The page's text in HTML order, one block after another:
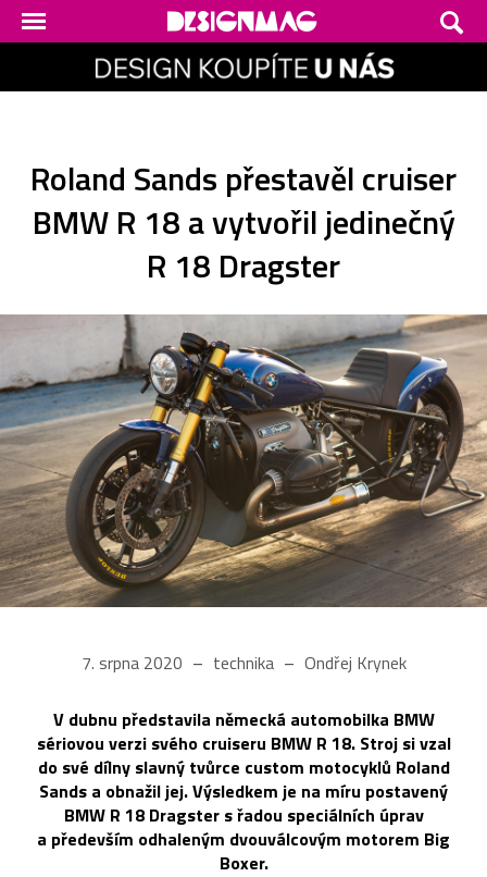
Roland Sands přestavěl cruiser
BMW R 18 a vytvořil jedinečný
R 18 Dragster
7. srpna 2020 technika Ondřej Krynek
V dubnu představila německá automobilka BMW
sériovou verzi svého cruiseru BMW R 18. Stroj si vzal
do své dílny slavný tvůrce custom motocyklů Roland
Sands a obnažil jej. Výsledkem je na míru postavený
BMW R 18 Dragster s řadou speciálních úprav
a především odhaleným dvouválcovým motorem Big
Boxer.